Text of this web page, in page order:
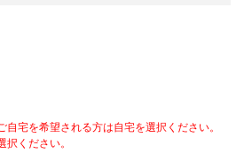
宅を希望される方は自宅を選択ください。
ください。